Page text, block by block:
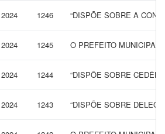
2024 1246 “DISPÕE SOBRE A
2024 1245 O PREFEITO MUNICIPAL
2024 1244 “DISPÕE SOBRE
2024 1243 “DISPÕE SOBRE